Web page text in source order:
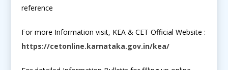
reference
For more Information visit, KEA & CET Official Website :
https://cetonline.karnataka.gov.in/kea/